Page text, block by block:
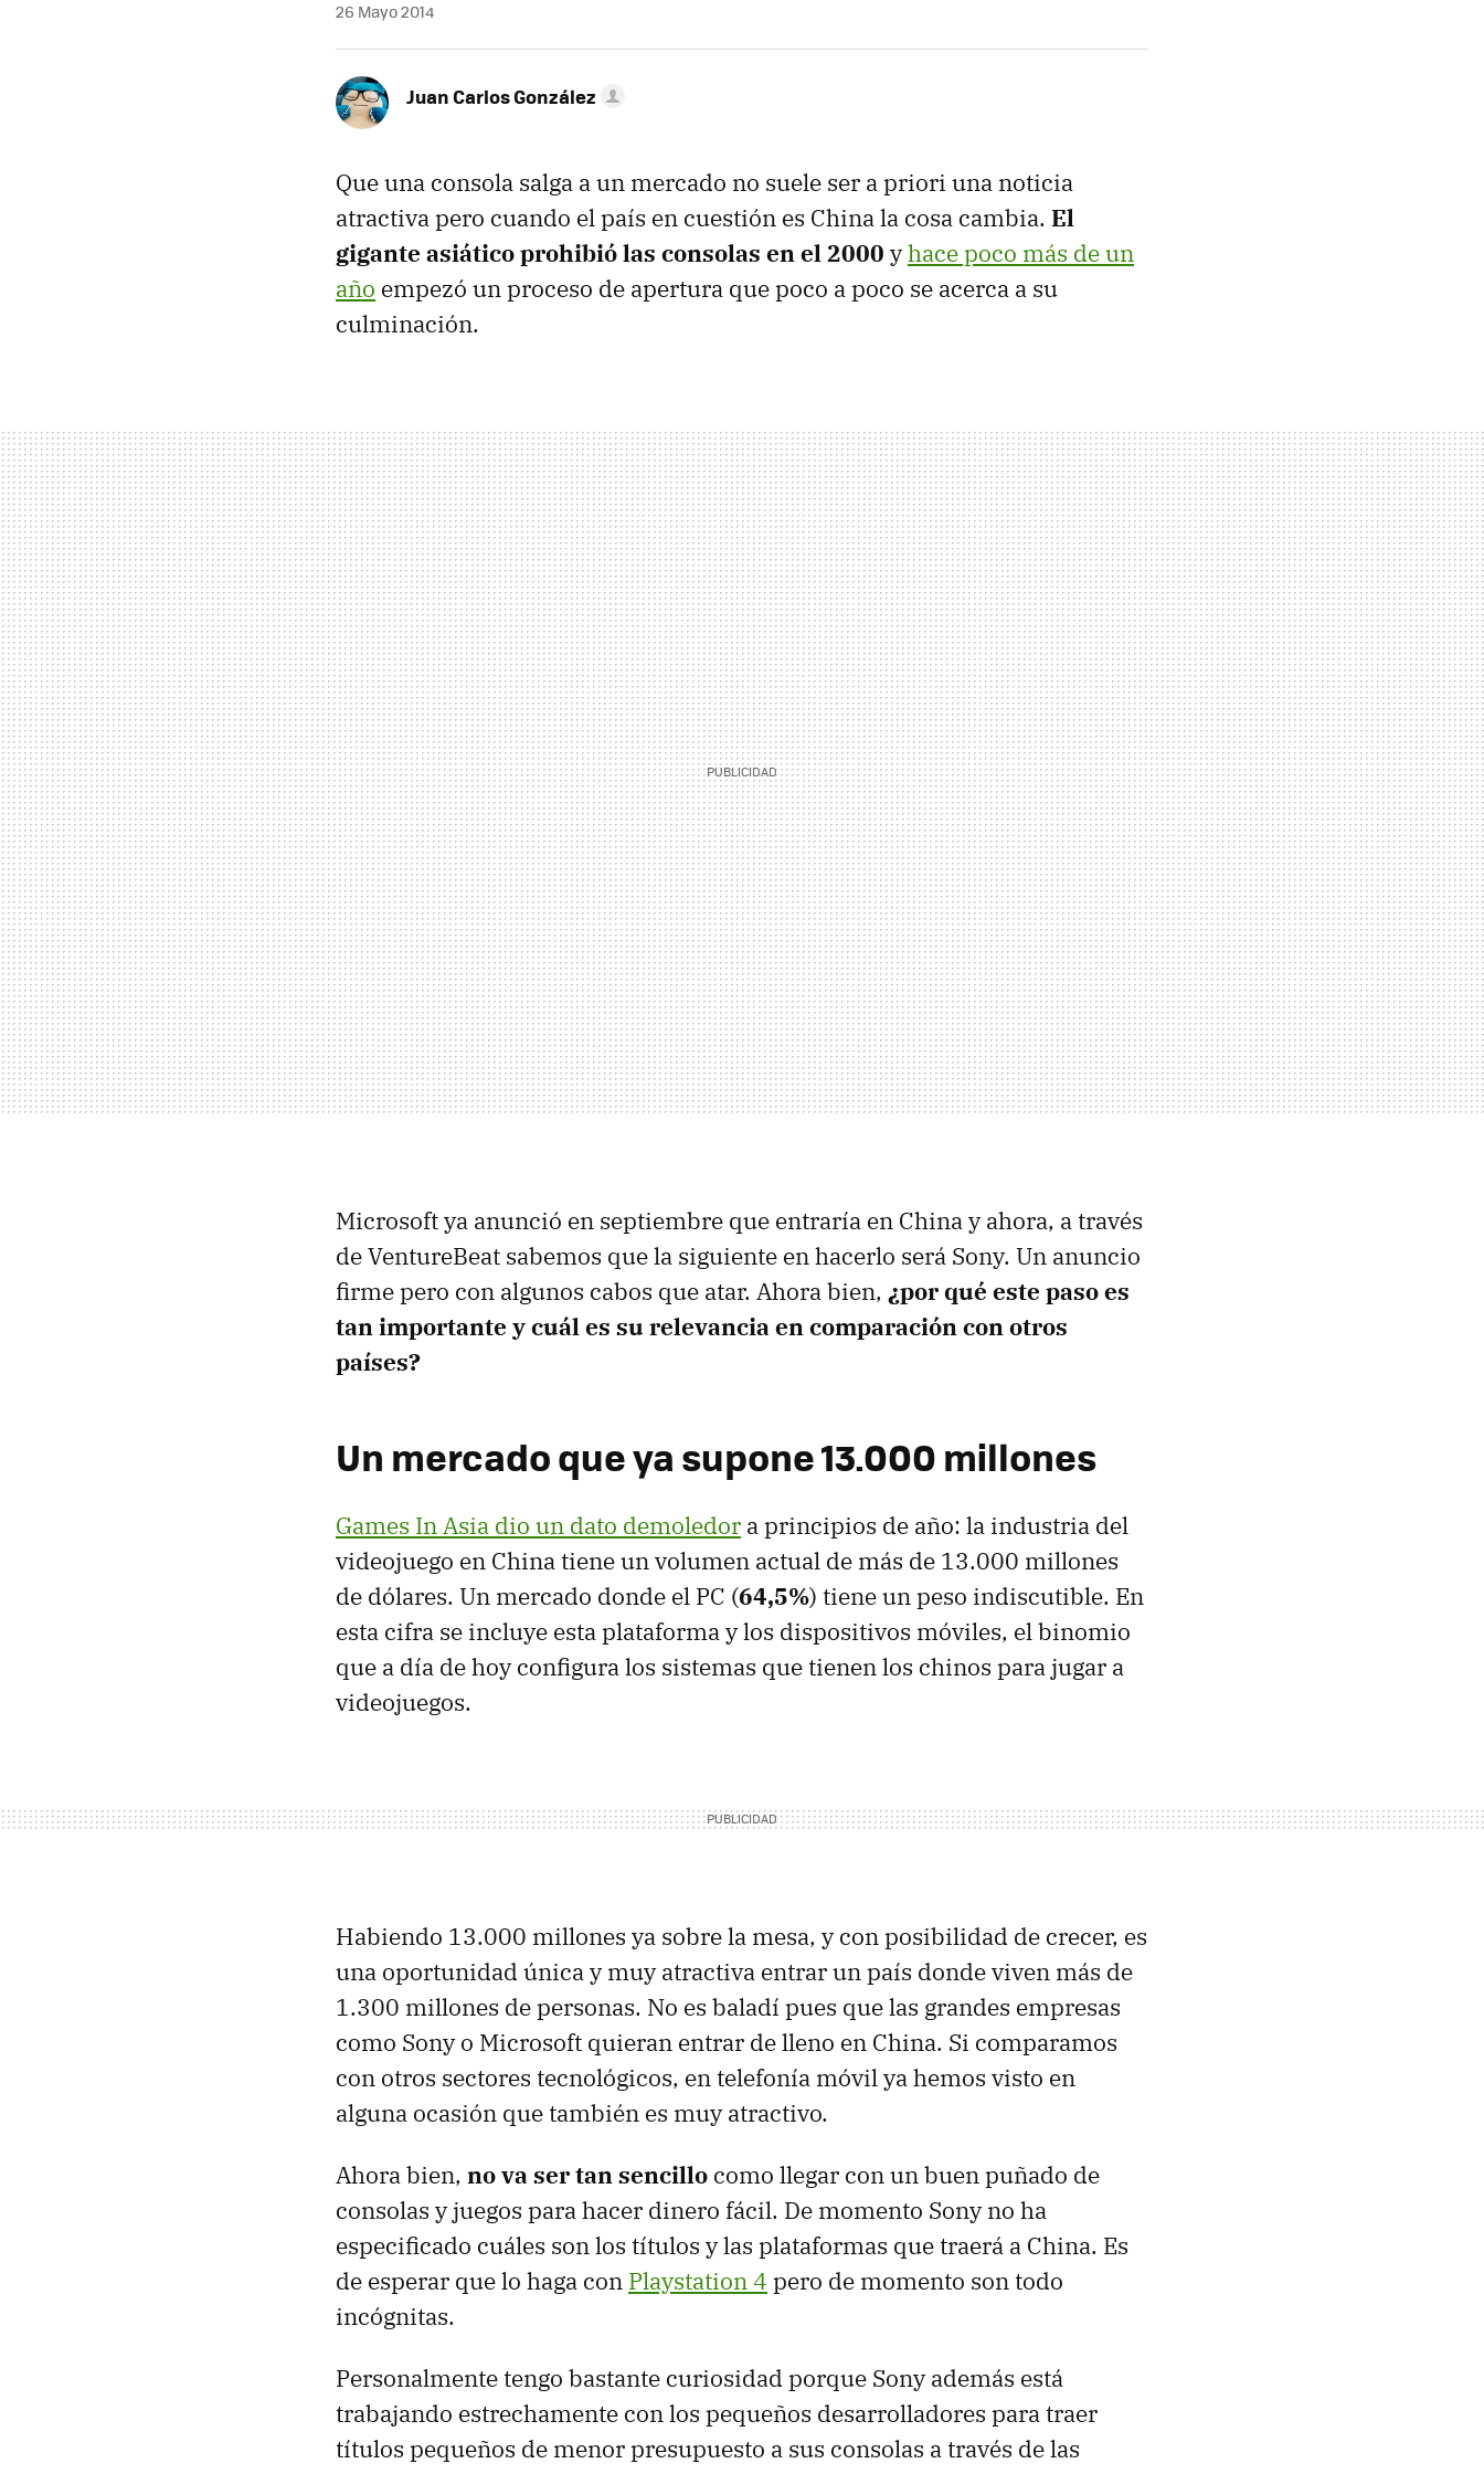
26 Mayo 2014
Juan Carlos González
Que una consola salga a un mercado no suele ser a priori una noticia
atractiva pero cuando el país en cuestión es China la cosa cambia. El
gigante asiático prohibió las consolas en el 2000 yhace poco más de un
año empezó un proceso de apertura que poco a poco se acerca a su
culminación.
Microsoft ya anunció en septiembre que entraría en China y ahora, a través
de VentureBeat sabemos que la siguiente en hacerlo será Sony. Un anuncio
firme pero con algunos cabos que atar. Ahora bien, ¿por qué este paso es
tan importante y cuál es su relevancia en comparación con otros
países?
Un mercado que ya supone 13.000 millones
Games In Asia dio un dato demoledor a principios de año: la industria del
videojuego en China tiene un volumen actual de más de 13.000 millones
de dólares. Un mercado donde el PC (64,5%) tiene un peso indiscutible. En
esta cifra se incluye esta plataforma y los dispositivos móviles, el binomio
que a día de hoy configura los sistemas que tienen los chinos para jugar a
videojuegos.
Habiendo 13.000 millones ya sobre la mesa, y con posibilidad de crecer, es
una oportunidad única y muy atractiva entrar un país donde viven más de
1.300 millones de personas. No es baladí pues que las grandes empresas
como Sony o Microsoft quieran entrar de lleno en China. Si comparamos
con otros sectores tecnológicos, en telefonía móvil ya hemos visto en
alguna ocasión que también es muy atractivo.
Ahora bien, no va ser tan sencillo como llegar con un buen puñado de
consolas y juegos para hacer dinero fácil. De momento Sony no ha
especificado cuáles son los títulos y las plataformas que traerá a China. Es
de esperar que lo haga con Playstation 4 pero de momento son todo
incógnitas.
Personalmente tengo bastante curiosidad porque Sony además está
trabajando estrechamente con los pequeños desarrolladores para traer
títulos pequeños de menor presupuesto a sus consolas a través de las